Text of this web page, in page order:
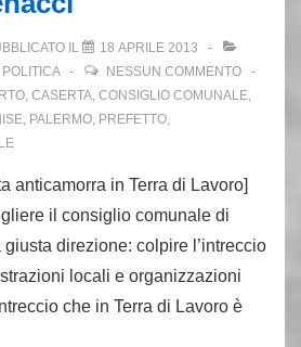
IL
18 APRILE 2013
NESSUN COMMENTO
, CASERTA, CONSIGLIO COMUNALE,
, PALERMO, PREFETTO,
anticamorra in Terra di Lavoro]
il consiglio comunale di
direzione: colpire l’intreccio
locali e organizzazioni
che in Terra di Lavoro è